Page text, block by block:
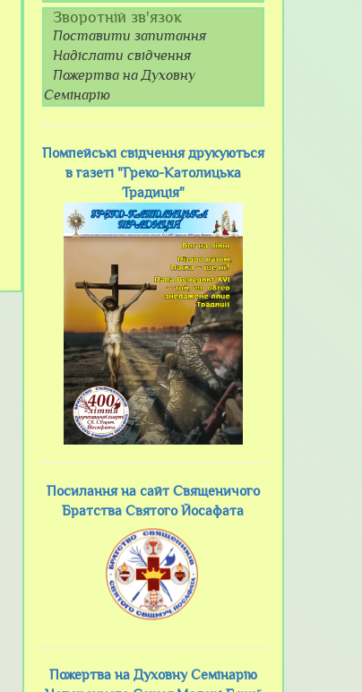
Зворотній зв'язок
Поставити запитання
Надіслати свідчення
Пожертва на Духовну
Семінарію
Помпейські свідчення друкуються
в газеті "Греко-Католицька
Традиція"
Посилання на сайт Священичого
Братства Святого Йосафата
Пожертва на Духовну Семінарію